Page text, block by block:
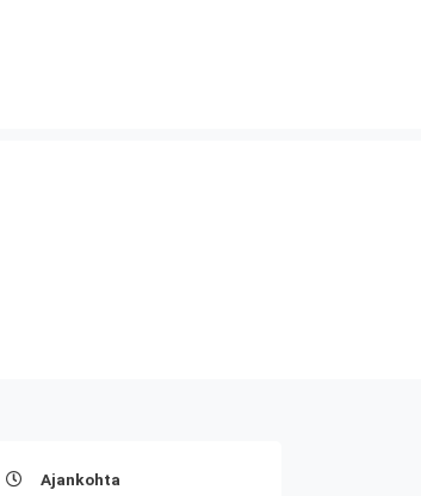
Ajankohta